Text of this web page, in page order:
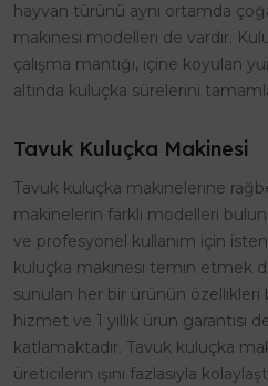
hayvan türünü aynı ortamda
makinesi modelleri de vardır.
çalışma mantığı, içine koyulan
altında kuluçka sürelerini
Tavuk Kuluçka Makinesi
Tavuk kuluçka makinelerine
makinelerin farklı modelleri
ve profesyonel kullanım için
kuluçka makinesi temin etmek
sunulan her bir ürünün özellikleri
hizmet ve 1 yıllık ürün garantisi
katlamaktadır. Tavuk kuluçka
üreticilerin işini fazlasıyla